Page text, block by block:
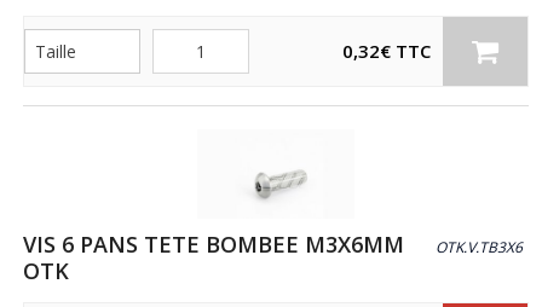
0,32€ TTC
VIS 6 PANS TETE BOMBEE M3X6MM
OTK
OTK.V.TB3X6